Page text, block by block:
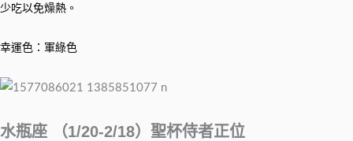
少吃以免燥熱。
幸運色：軍綠色
水瓶座 （1/20-2/18）聖杯侍者正位